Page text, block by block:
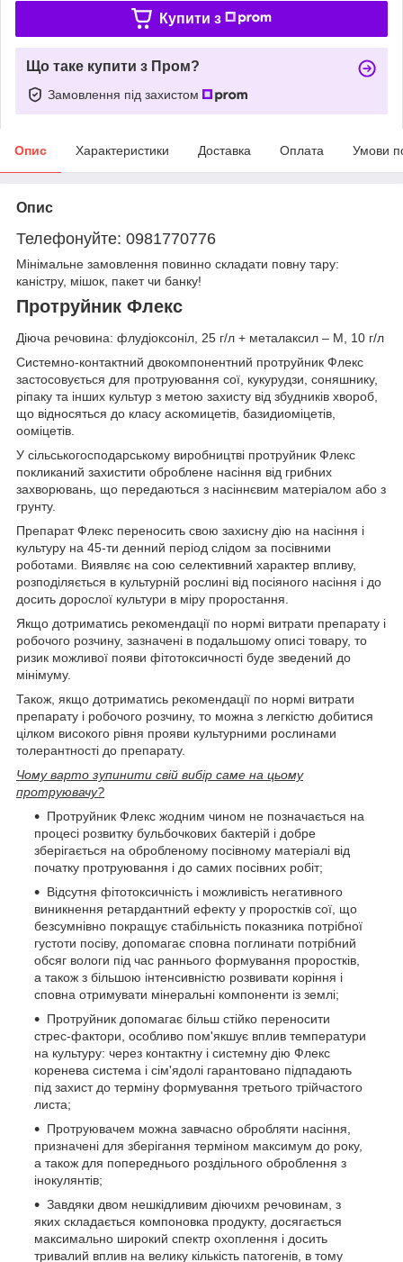
Купити з
Що таке купити з Пром?
Замовлення під захистом
Опис Характеристики Доставка Оплата Умови
Опис
Телефонуйте: 0981770776
Мінімальне замовлення повинно складати повну тару:
каністру, мішок, пакет чи банку!
Протруйник Флекс
Діюча речовина: флудіоксоніл, 25 г/л + металаксил – М, 10 г/л
Системно-контактний двокомпонентний протруйник Флекс
застосовується для протруювання сої, кукурудзи, соняшнику,
ріпаку та інших культур з метою захисту від збудників хвороб,
що відносяться до класу аскомицетів, базидиоміцетів,
ооміцетів.
У сільськогосподарському виробництві протруйник Флекс
покликаний захистити оброблене насіння від грибних
захворювань, що передаються з насіннєвим матеріалом або з
грунту.
Препарат Флекс переносить свою захисну дію на насіння і
культуру на 45-ти денний період слідом за посівними
роботами. Виявляє на сою селективний характер впливу,
розподіляється в культурній рослині від посіяного насіння і до
досить дорослої культури в міру проростання.
Якщо дотриматись рекомендації по нормі витрати препарату і
робочого розчину, зазначені в подальшому описі товару, то
ризик можливої появи фітотоксичності буде зведений до
мінімуму.
Також, якщо дотриматись рекомендації по нормі витрати
препарату і робочого розчину, то можна з легкістю добитися
цілком високого рівня прояви культурними рослинами
толерантності до препарату.
Чому варто зупинити свій вибір саме на цьому
протруювачу?
Протруйник Флекс жодним чином не позначається на
процесі розвитку бульбочкових бактерій і добре
зберігається на обробленому посівному матеріалі від
початку протруювання і до самих посівних робіт;
Відсутня фітотоксичність і можливість негативного
виникнення ретардантний ефекту у проростків сої, що
безсумнівно покращує стабільність показника потрібної
густоти посіву, допомагає сповна поглинати потрібний
обсяг вологи під час раннього формування проростків,
а також з більшою інтенсивністю розвивати коріння і
сповна отримувати мінеральні компоненти із землі;
Протруйник допомагає більш стійко переносити
стрес-фактори, особливо пом'якшує вплив температури
на культуру: через контактну і системну дію Флекс
коренева система і сім'ядолі гарантовано підпадають
під захист до терміну формування третього трійчастого
листа;
Протруювачем можна завчасно обробляти насіння,
призначені для зберігання терміном максимум до року,
а також для попереднього роздільного оброблення з
інокулянтів;
Завдяки двом нешкідливим діючихм речовинам, з
яких складається компоновка продукту, досягається
максимально широкий спектр охоплення і досить
тривалий вплив на велику кількість патогенів, в тому